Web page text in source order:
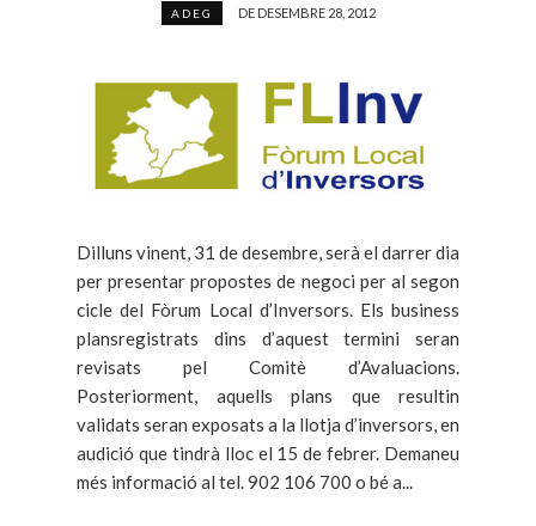
ADEG DE DESEMBRE 28, 2012
Dilluns vinent, 31 de desembre, serà el darrer dia
per presentar propostes de negoci per al segon
cicle del Fòrum Local d’Inversors. Els business
plansregistrats dins d’aquest termini seran
revisats pel Comitè d’Avaluacions.
Posteriorment, aquells plans que resultin
validats seran exposats a la llotja d’inversors, en
audició que tindrà lloc el 15 de febrer. Demaneu
més informació al tel. 902 106 700 o bé a...